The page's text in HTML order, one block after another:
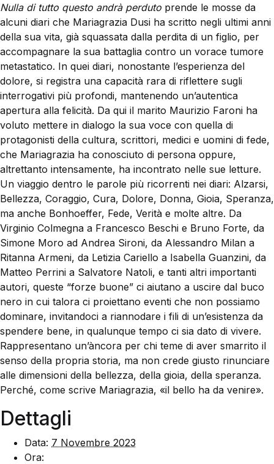
Nulla di tutto questo andrà perduto prende le mosse da
alcuni diari che Mariagrazia Dusi ha scritto negli ultimi anni
della sua vita, già squassata dalla perdita di un figlio, per
accompagnare la sua battaglia contro un vorace tumore
metastatico. In quei diari, nonostante l’esperienza del
dolore, si registra una capacità rara di riflettere sugli
interrogativi più profondi, mantenendo un’autentica
apertura alla felicità. Da qui il marito Maurizio Faroni ha
voluto mettere in dialogo la sua voce con quella di
protagonisti della cultura, scrittori, medici e uomini di fede,
che Mariagrazia ha conosciuto di persona oppure,
altrettanto intensamente, ha incontrato nelle sue letture.
Un viaggio dentro le parole più ricorrenti nei diari: Alzarsi,
Bellezza, Coraggio, Cura, Dolore, Donna, Gioia, Speranza,
ma anche Bonhoeffer, Fede, Verità e molte altre. Da
Virginio Colmegna a Francesco Beschi e Bruno Forte, da
Simone Moro ad Andrea Sironi, da Alessandro Milan a
Ritanna Armeni, da Letizia Cariello a Isabella Guanzini, da
Matteo Perrini a Salvatore Natoli, e tanti altri importanti
autori, queste “forze buone” ci aiutano a uscire dal buco
nero in cui talora ci proiettano eventi che non possiamo
dominare, invitandoci a riannodare i fili di un’esistenza da
spendere bene, in qualun­que tempo ci sia dato di vivere.
Rappresentano un’àncora per chi teme di aver smarrito il
senso della propria storia, ma non crede giusto rinunciare
alle dimensioni della bellezza, della gioia, della speranza.
Perché, come scrive Mariagrazia, «il bello ha da venire».
Dettagli
Data: 7 Novembre 2023
Ora: